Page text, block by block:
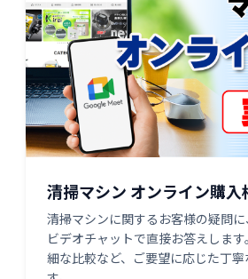
清掃マシン オンライン購入
清掃マシンに関するお客様の疑問
ビデオチャットで直接お答えしま
細な比較など、ご要望に応じた丁